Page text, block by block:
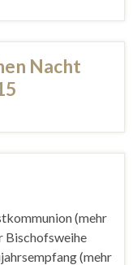
Nacht
(mehr
Bischofsweihe
(mehr